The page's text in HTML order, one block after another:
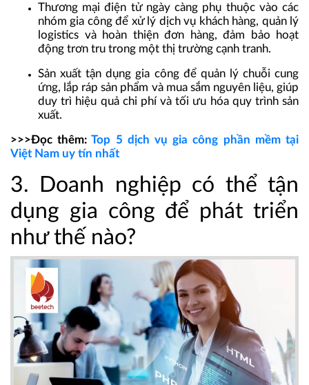
Thương mại điện tửngày càng phụ thuộc vào các
nhóm gia công để xử lý dịch vụ khách hàng, quản lý
logistics và hoàn thiện đơn hàng, đảm bảo hoạt
động trơn tru trong một thị trường cạnh tranh.
Sản xuất tận dụng gia công để quản lý chuỗi cung
ứng, lắp ráp sản phẩm và mua sắm nguyên liệu, giúp
duy trì hiệu quả chi phí và tối ưu hóa quy trình sản
xuất.
>>>Đọc thêm:Top 5 dịch vụ gia công phần mềm tại
Việt Nam uy tín nhất
3. Doanh nghiệp có thể tận
dụng gia công để phát triển
như thế nào?